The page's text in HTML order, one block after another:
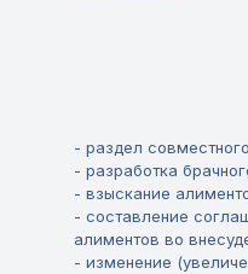
- раздел
- разработка
- взыскание
- составление
алиментов во
- изменение